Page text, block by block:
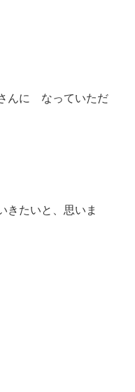
に なっていただ
たいと、思いま